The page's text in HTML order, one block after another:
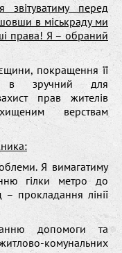
перед
в міськраду ми
права! Я – обраний
покращення її
в зручний для
прав жителів
верствам
Я вимагатиму
гілки метро до
прокладання лінії
допомоги та
комунальних